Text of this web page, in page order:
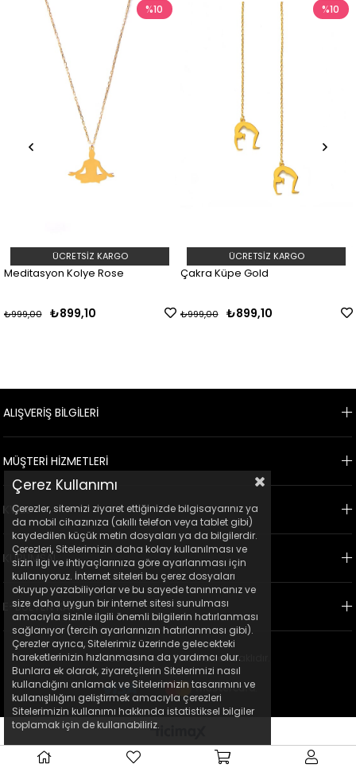
Meditasyon Kolye Rose
₺899,10
₺999,00
%10
ÜCRETSIZ KARGO
Çakra Küpe Gold
₺899,10
₺999,00
%10
ÜCRETSIZ KARGO
ALIŞVERİŞ BİLGİLERİ
MÜŞTERİ HİZMETLERİ
KVKK
KURUMSAL
E-BÜLTEN KAYIT
© 2023 Ticimax - Tüm hakları saklıdır.
Çerez Kullanımı
Çerezler, sitemizi ziyaret ettiğinizde bilgisayarınız ya
da mobil cihazınıza (akıllı telefon veya tablet gibi)
kaydedilen küçük metin dosyaları ya da bilgilerdir.
Çerezleri, Sitelerimizin daha kolay kullanılması ve
sizin ilgi ve ihtiyaçlarınıza göre ayarlanması için
kullanıyoruz. İnternet siteleri bu çerez dosyaları
okuyup yazabiliyorlar ve bu sayede tanınmanız ve
size daha uygun bir internet sitesi sunulması
amacıyla sizinle ilgili önemli bilgilerin hatırlanması
sağlanıyor (tercih ayarlarınızın hatırlanması gibi).
Çerezler ayrıca, Sitelerimiz üzerinde gelecekteki
hareketlerinizin hızlanmasına da yardımcı olur.
Bunlara ek olarak, ziyaretçilerin Sitelerimizi nasıl
kullandığını anlamak ve Sitelerimizin tasarımını ve
kullanışlılığını geliştirmek amacıyla çerezleri
Sitelerimizin kullanımı hakkında istatistiksel bilgiler
toplamak için de kullanabiliriz.